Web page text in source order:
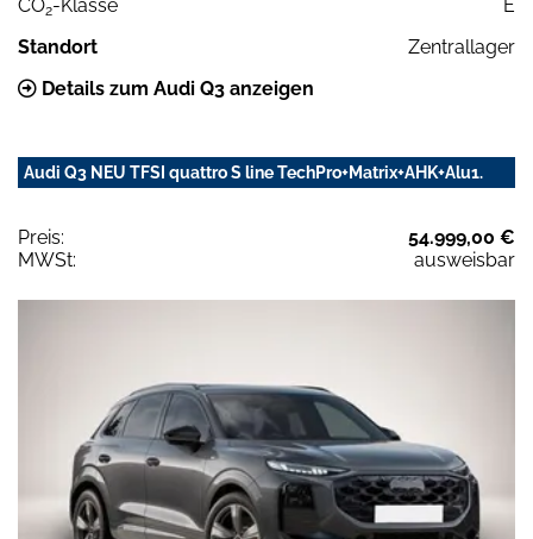
CO2-Klasse
E
Standort
Zentrallager
Details zum Audi Q3 anzeigen
Audi Q3 NEU TFSI quattro S line TechPro+Matrix+AHK+Alu1.
Preis:
54.999,00 €
MWSt:
ausweisbar